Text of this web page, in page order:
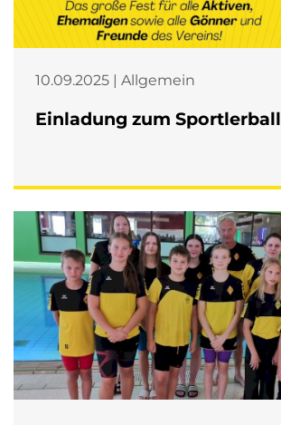
10.09.2025 | Allgemein
Einladung zum Sportlerball